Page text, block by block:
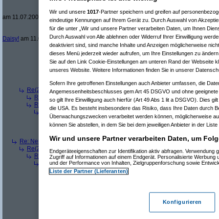
Re(12): Neue Auflösung: 5120x1600
Re(13): Neue Auflösung: 5120x1600(
am 11.07.2006, 22:25:33)
Re(14): Neue Auflösung: 5120x1600
Re(15): Neue Auflösung: 5120x1600
Daisy! am 11.07.2006, 22:36:36)
Re(5): Neue Auflösung: 5120x1600(Beelam 11.07.2006,
Re(6): Neue Auflösung: 5120x1600 (Pervasiveam
Re(7): Neue Auflösung: 5120x1600(Beelam 11.07.2006,
Re(8): Neue Auflösung: 5120x1600( Pervasiveam
Re(9): Neue Auflösung: 5120x1600 (fatboxam
Re(2): Neue Auflösung: 5120x1600(Mr Lam 11.07.2006, 13:57:48)
Re(3): Neue Auflösung: 5120x1600( dizo am 11.07.2006, 13:58:27)
Re(3): Neue Auflösung: 5120x1600
Pervasive
am 11.07.2006,
Re(4): Neue Auflösung: 5120x1600( phjam 11.07.2006, 13:59:44)
Re(5): Neue Auflösung: 5120x1600(teletham 11.07.2006,
Re(5): Neue Auflösung: 5120x1600(Pervasiveam 11.07.2006,
Re: Neue Auflösung: 5120x1600 (teleth am 11.07.2006, 13:49:03)
Re(2): Neue Auflösung: 5120x1600(Pervasiveam 11.07.2006,
Re(3): Neue Auflösung: 5120x1600( teletham 11.07.2006, 13:49:42)
Re(4): Neue Auflösung: 5120x1600(Pervasiveam 11.07.2006,
Re(5): Neue Auflösung: 5120x1600
Re(8): Neue Auflösung: 5120x1600(Pervasiveam
Re(9): Neue Auflösung: 5120x1600(dizoam
Re(11): Neue Auflösung: 5120x1600(dizoam
Wir und unsere 1017-Partner speichern und greifen auf
eindeutige Kennungen auf Ihrem Gerät zu. Durch Auswahl von
für die unter „Wir und unsere Partner verarbeiten Daten, um Ihnen
Durch Auswahl von Alle ablehnen oder Widerruf Ihrer Einwilligung
deaktiviert sind, sind manche Inhalte und Anzeigen möglicherweise
dieses Menü jederzeit wieder aufrufen, um Ihre Einstellungen zu
Sie auf den Link Cookie-Einstellungen am unteren Rand der Webseite
unseres Website. Weitere Informationen finden Sie in unserer
Sofern Ihre getroffenen Einstellungen auch Anbieter umfassen, die
Angemessenheitsbeschlusses gem Art 45 DSGVO und ohne
so gilt Ihre Einwilligung auch hierfür (Art 49 Abs 1 lit a DSGVO). Dies
die USA. Es besteht insbesondere das Risiko, dass Ihre Daten durch
Überwachungszwecken verarbeitet werden können, möglicherweise
können Sie abstellen, in dem Sie bei dem jeweiligen Anbieter in der
Wir und unsere Partner verarbeiten Daten, um
Endgeräteeigenschaften zur Identifikation aktiv abfragen. Verwendung
Zugriff auf Informationen auf einem Endgerät. Personalisierte Werbung
und der Performance von Inhalten, Zielgruppenforschung sowie
Liste der Partner (Lieferanten)
Konfigurieren